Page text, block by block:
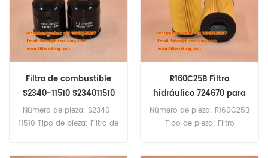
Filtro de combustible
S2340-11510 S234011510
para motor de
camiones
Número de pieza: S2340-
11510 Tipo de pieza: Filtro de
R160C25B Filtro
hidráulico 724670 para
MRT 1330
Número de pieza: R160C25B
Tipo de pieza: Filtro